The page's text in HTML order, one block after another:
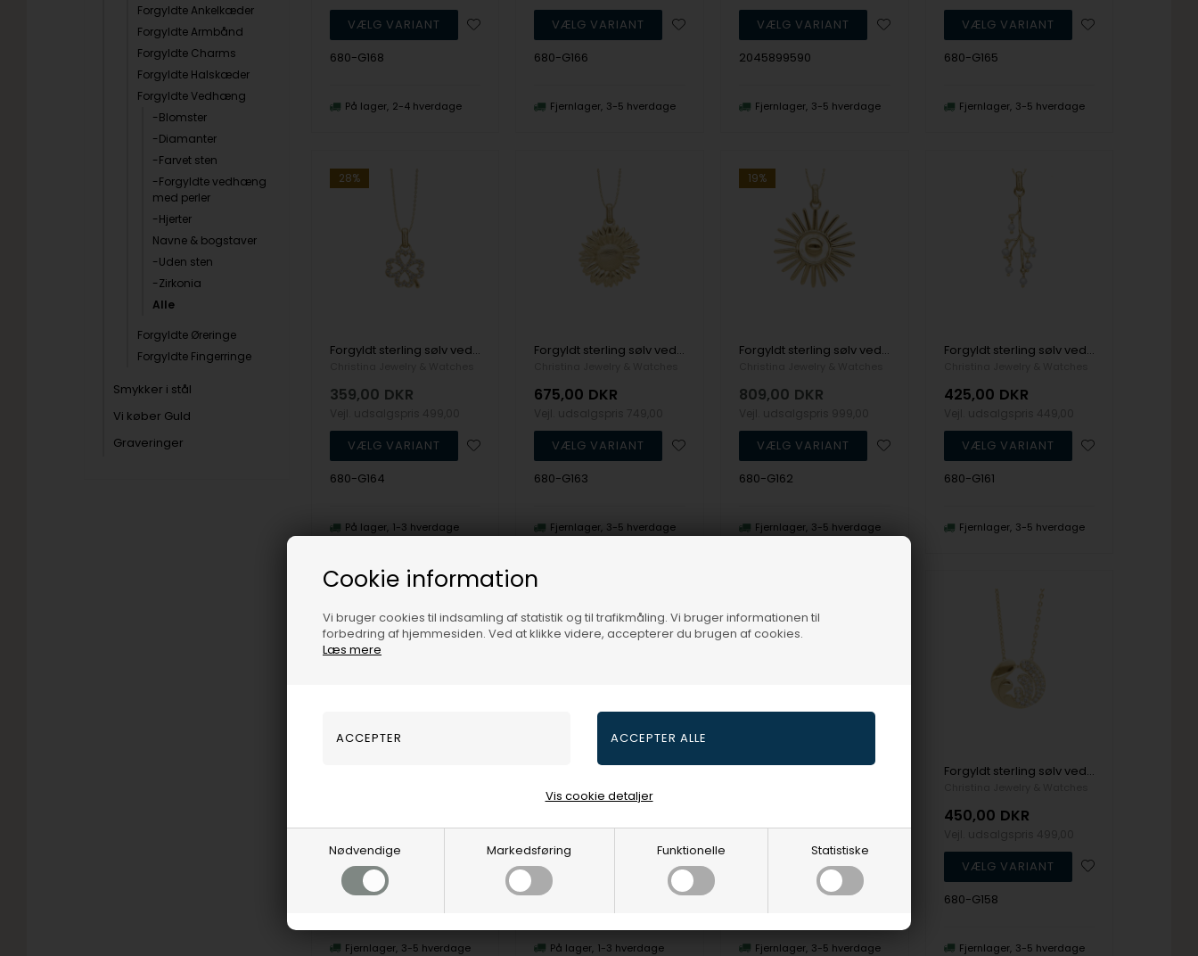
Cookie information
Vi bruger cookies til indsamling af statistik og til trafikmåling. Vi bruger informationen til
forbedring af hjemmesiden. Ved at klikke videre, accepterer du brugen af cookies.
Læs mere
Nødvendige Markedsføring Funktionelle Statistiske
Vis cookie detaljer
Forgyldte Ankelkæder
Forgyldte Armbånd
Forgyldte Charms
Forgyldte Halskæder
Forgyldte Vedhæng
-Blomster
-Diamanter
-Farvet sten
-Forgyldte vedhæng
med perler
-Hjerter
Navne & bogstaver
-Uden sten
-Zirkonia
Alle
Forgyldte Øreringe
Forgyldte Fingerringe
Smykker i stål
Vi køber Guld
Graveringer
680-G168
På lager 2-4 hverdage
680-G166
Fjernlager 3-5 hverdage
2045899590
Fjernlager 3-5 hverdage
680-G165
Fjernlager 3-5 hverdage
28%
Forgyldt sterling sølv vedhæng og halskæde, Shimmery Clover fra Christina Jewelry
359,00 DKR
680-G164
På lager 1-3 hverdage
Forgyldt sterling sølv vedhæng og halskæde, Sunflower fra Christina Jewelry
675,00 DKR
680-G163
Fjernlager 3-5 hverdage
19%
Forgyldt sterling sølv vedhæng og halskæde, Sunshine fra Christina Jewelry
809,00 DKR
680-G162
Fjernlager 3-5 hverdage
Forgyldt sterling sølv vedhæng og halskæde, Cherry Tree fra Christina Jewelry
425,00 DKR
680-G161
Fjernlager 3-5 hverdage
680-G157
Fjernlager 3-5 hverdage
Forgyldt sterling sølv vedhæng og halskæde, Pearl Cherries fra Christina Jewelry
680-G160
På lager 1-3 hverdage Fjernlager 3-5 hverdage
Forgyldt sterling sølv vedhæng og halskæde, Ocean Splash fra Christina Jewelry
450,00 DKR
680-G158
Fjernlager 3-5 hverdage